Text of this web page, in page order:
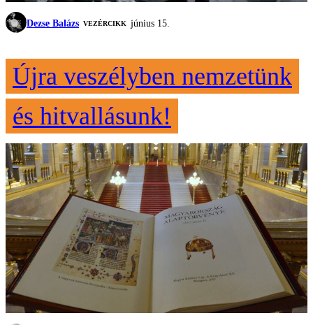
Dezse Balázs VEZÉRCIKK június 15.
Újra veszélyben nemzetünk
és hitvallásunk!